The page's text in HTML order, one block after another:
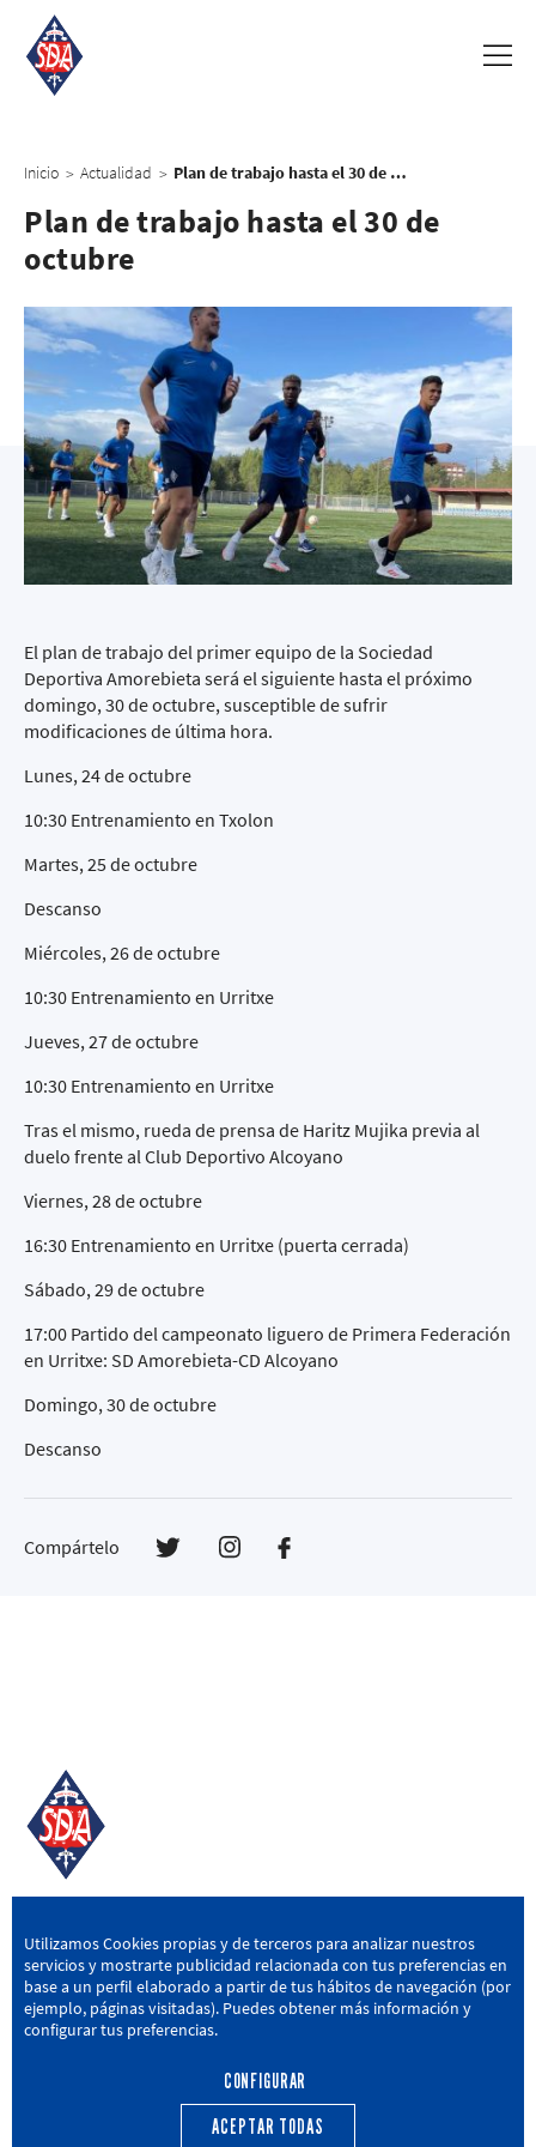
Inicio > Actualidad > Plan de trabajo hasta el 30 de octubre
Plan de trabajo hasta el 30 de
octubre
El plan de trabajo del primer equipo de la Sociedad
Deportiva Amorebieta será el siguiente hasta el próximo
domingo, 30 de octubre, susceptible de sufrir
modificaciones de última hora.
Lunes, 24 de octubre
10:30 Entrenamiento en Txolon
Martes, 25 de octubre
Descanso
Miércoles, 26 de octubre
10:30 Entrenamiento en Urritxe
Jueves, 27 de octubre
10:30 Entrenamiento en Urritxe
Tras el mismo, rueda de prensa de Haritz Mujika previa al
duelo frente al Club Deportivo Alcoyano
Viernes, 28 de octubre
16:30 Entrenamiento en Urritxe (puerta cerrada)
Sábado, 29 de octubre
17:00 Partido del campeonato liguero de Primera Federación
en Urritxe: SD Amorebieta-CD Alcoyano
Domingo, 30 de octubre
Descanso
Compártelo
SD AMOREBIETA
San Miguel Kalea, 16, 48340 Amorebieta, Bizkaia
946 604 751 | sda@sdamorebieta.eus
CANTERA ACTUALIDAD
Utilizamos Cookies propias y de terceros para analizar nuestros
servicios y mostrarte publicidad relacionada con tus preferencias en
base a un perfil elaborado a partir de tus hábitos de navegación (por
ejemplo, páginas visitadas). Puedes obtener más información y
configurar tus preferencias.
CONFIGURAR
ACEPTAR TODAS